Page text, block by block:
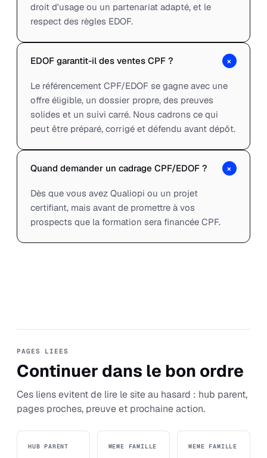
droit d'usage ou un partenariat adapté, et le
respect des règles EDOF.
EDOF garantit-il des ventes CPF ? +
Le référencement CPF/EDOF se gagne avec une
offre éligible, un dossier propre, des preuves
solides et un suivi carré. Nous cadrons ce qui
peut être préparé, corrigé et défendu avant dépôt.
Quand demander un cadrage CPF/EDOF ? +
Dès que vous avez Qualiopi ou un projet
certifiant, mais avant de promettre à vos
prospects que la formation sera financée CPF.
PAGES LIEES
Continuer dans le bon ordre
Ces liens evitent de lire le site au hasard : hub parent,
pages proches, preuve et prochaine action.
HUB PARENT MEME FAMILLE MEME FAMILLE